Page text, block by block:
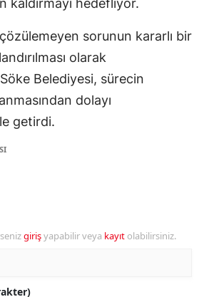
kaldırmayı hedefliyor.
çözülemeyen sorunun kararlı bir
olarak
Belediyesi, sürecin
dolayı
getirdi.
girişyapabilir veya kayıt olabilirsiniz.